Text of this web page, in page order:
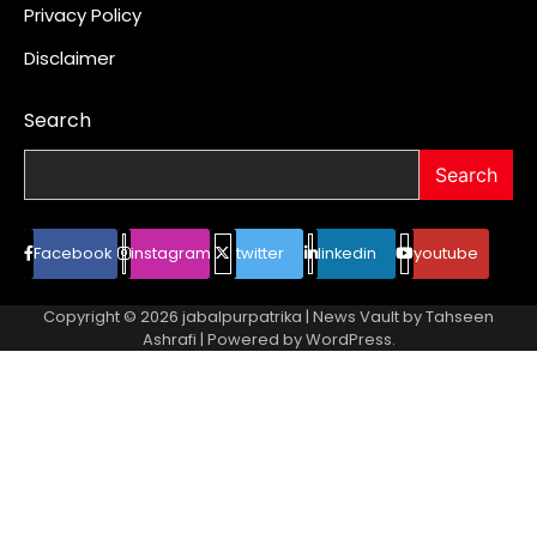
Privacy Policy
Disclaimer
Search
Search
Facebook instagram twitter linkedin youtube
Copyright © 2026 jabalpurpatrika | News Vault byTahseen
Ashrafi | Powered byWordPress.